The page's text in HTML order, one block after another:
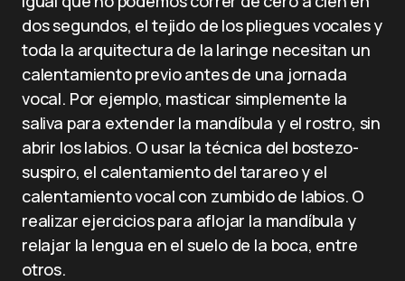
dos segundos, el tejido de los pliegues vocales y
toda la arquitectura de la laringe necesitan un
calentamiento previo antes de una jornada
vocal. Por ejemplo, masticar simplemente la
saliva para extender la mandíbula y el rostro, sin
abrir los labios. O usar la técnica del bostezo-
suspiro, el calentamiento del tarareo y el
calentamiento vocal con zumbido de labios. O
realizar ejercicios para aflojar la mandíbula y
relajar la lengua en el suelo de la boca, entre
otros.